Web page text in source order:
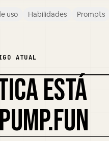
uso Habilidades Prompts
ATUAL
ESTÁ